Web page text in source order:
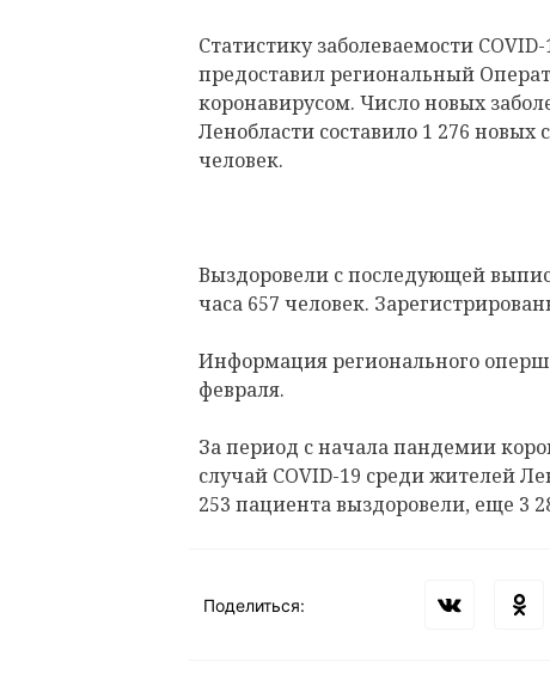
Статистику заболеваемости
предоставил региональный
коронавирусом. Число новых
Ленобласти составило 1 276 новых
человек.
Выздоровели с последующей
часа 657 человек.
Информация регионального
февраля.
За период с начала пандемии
случай COVID-19 среди жителей
253 пациента выздоровели, еще 3
Поделиться: